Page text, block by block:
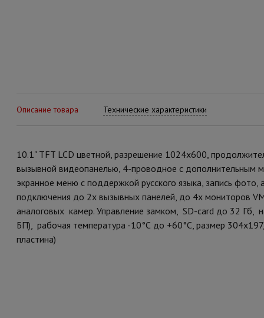
Описание товара Технические характеристики
10.1" TFT LCD цветной, разрешение 1024x600,
вызывной видеопанелью, 4-проводное с дополнительным
экранное меню с поддержкой русского языка, запись
подключения до 2х вызывных панелей, до 4х мониторов
аналоговых камер. Управление замком, SD-card до 32 Гб,
БП), рабочая температура -10°С до +60°С, размер
пластина)